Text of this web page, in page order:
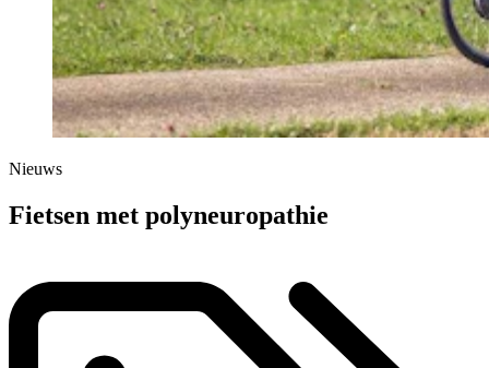
Nieuws
Fietsen met polyneuropathie